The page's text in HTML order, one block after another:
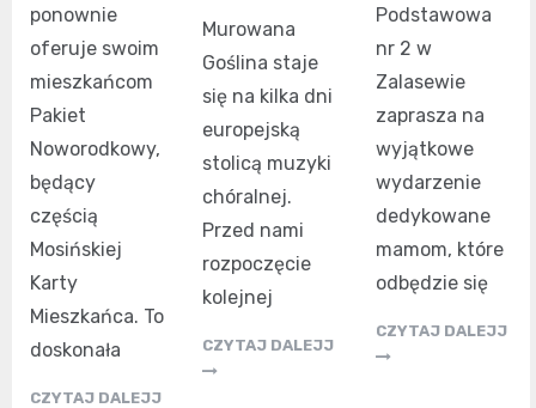
ponownie
oferuje swoim
mieszkańcom
Pakiet
Noworodkowy,
będący
częścią
Mosińskiej
Karty
Mieszkańca. To
doskonała
CZYTAJ DALEJJ
Murowana
Goślina staje
się na kilka dni
europejską
stolicą muzyki
chóralnej.
Przed nami
rozpoczęcie
kolejnej
CZYTAJ DALEJJ
Podstawowa
nr 2 w
Zalasewie
zaprasza na
wyjątkowe
wydarzenie
dedykowane
mamom, które
odbędzie się
CZYTAJ DALEJJ